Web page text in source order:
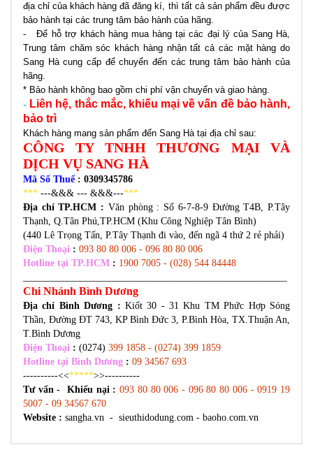
địa chỉ của khách hàng đã đăng kí, thì tất cả sản phẩm đều được
bảo hành tại các trung tâm bảo hành của hãng.
- Để hỗ trợ khách hàng mua hàng tại các đại lý của Sang Hà,
Trung tâm chăm sóc khách hàng nhận tất cả các mặt hàng do
Sang Hà cung cấp để chuyển đến các trung tâm bảo hành của
hãng.
* Bảo hành không bao gồm chi phí vận chuyển và giao hàng.
- Liên hệ, thắc mắc, khiếu mại về vấn đề bảo hành,
bảo trì
Khách hàng mang sản phẩm đến Sang Hà tại địa chỉ sau:
CÔNG TY TNHH THƯƠNG MẠI VÀ
DỊCH VỤ SANG HÀ
Mã Số Thuế : 0309345786
*** ---&&& --- &&&---***
Địa chỉ TP.HCM : Văn phòng : Số 6-7-8-9 Đường T4B, P.Tây
Thạnh, Q.Tân Phú,TP.HCM (Khu Công Nghiệp Tân Bình)
(440 Lê Trọng Tấn, P.Tây Thạnh đi vào, đến ngã 4 thứ 2 rẻ phải)
Điện Thoại : 093 80 80 006 - 096 80 80 006
Hotline tại TP.HCM : 1900 7005 - (028) 544 84448
Chi Nhánh Bình Dương
Địa chỉ Bình Dương : Kiốt 30 - 31 Khu TM Phức Hợp Sóng
Thần, Đường ĐT 743, KP Bình Đức 3, P.Bình Hòa, TX.Thuận An,
T.Bình Dương
Điện Thoại : (0274) 399 1858 - (0274) 399 1859
Hotline tại Bình Dương : 09 34567 693
----------<<*****>>----------
Tư vấn - Khiếu nại : 093 80 80 006 - 096 80 80 006 - 0919 19
5007 - 09 34567 670
Website : sangha.vn - sieuthidodung.com - baoho.com.vn